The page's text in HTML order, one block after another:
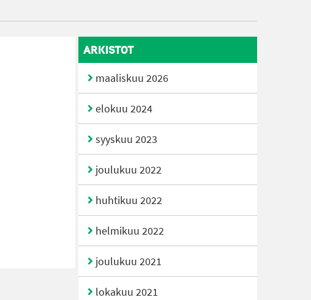
ARKISTOT
maaliskuu 2026
elokuu 2024
syyskuu 2023
joulukuu 2022
huhtikuu 2022
helmikuu 2022
joulukuu 2021
lokakuu 2021